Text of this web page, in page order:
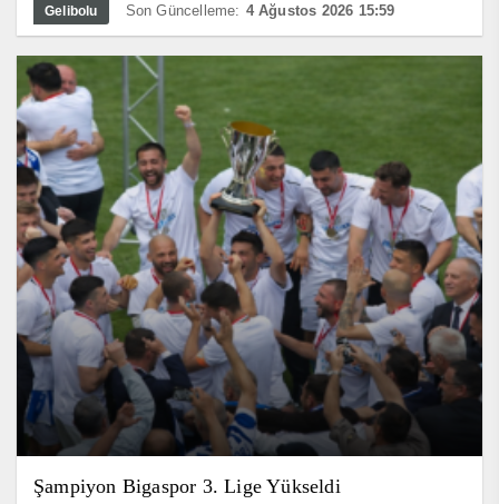
Gelibolu Son Güncelleme: 4 Ağustos 2026 15:59
Şampiyon Bigaspor 3. Lige Yükseldi